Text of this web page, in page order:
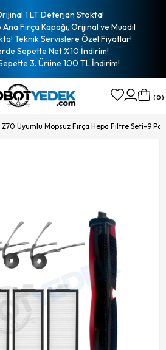
1 LT Deterjan Stokta!
Fırça Kapağı, Orijinal ve Muadil
Teknik Servislere Özel Fiyatlar!
Sepette Net %10 İndirim!
3. Ürüne 100 TL İndirim!
0
Uyumlu Mopsuz Fırça Hepa Filtre Seti-9